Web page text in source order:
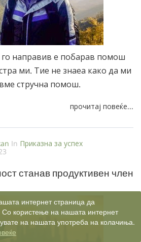
направив е побарав помош
ми. Тие не знаеа како да ми
стручна помош.
прочитај повеќе...
In Приказна за успех
станав продуктивен член
интернет страница да
користење на нашата интернет
на нашата употреба на колачиња.